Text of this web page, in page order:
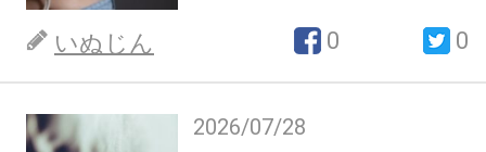
いぬじん 0 0
2026/07/28